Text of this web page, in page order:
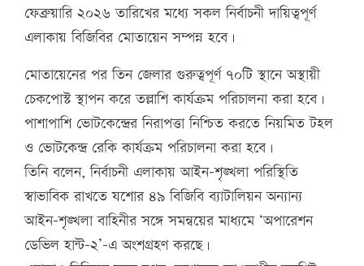
ফেব্রুয়ারি ২০২৬ তারিখের মধ্যে সকল নির্বাচনী দায়িত্বপূর্ণ
এলাকায় বিজিবির মোতায়েন সম্পন্ন হবে।
মোতায়েনের পর তিন জেলার গুরুত্বপূর্ণ ৭০টি স্থানে অস্থায়ী
চেকপোস্ট স্থাপন করে তল্লাশি কার্যক্রম পরিচালনা করা হবে।
পাশাপাশি ভোটকেন্দ্রের নিরাপত্তা নিশ্চিত করতে নিয়মিত টহল
ও ভোটকেন্দ্র রেকি কার্যক্রম পরিচালনা করা হবে।
তিনি বলেন, নির্বাচনী এলাকায় আইন-শৃঙ্খলা পরিস্থিতি
স্বাভাবিক রাখতে যশোর ৪৯ বিজিবি ব্যাটালিয়ন অন্যান্য
আইন-শৃঙ্খলা বাহিনীর সঙ্গে সমন্বয়ের মাধ্যমে ‘অপারেশন
ডেভিল হান্ট-২’-এ অংশগ্রহণ করছে।